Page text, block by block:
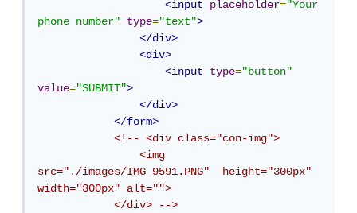
<input placeholder="Your
phone number"
type="text">
</div>
<div>
<input
type="button"
value="SUBMIT">
</div>
</form>
<!-- <div class="con-img">
                <img
src="./images/IMG_9591.PNG"  height="300px"
width="300px" alt="">
            </div> -->